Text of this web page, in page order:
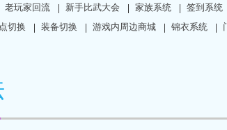
老玩家回流 新手比武大会 家族系统 签到系统
切换 装备切换 游戏内周边商城 锦衣系统